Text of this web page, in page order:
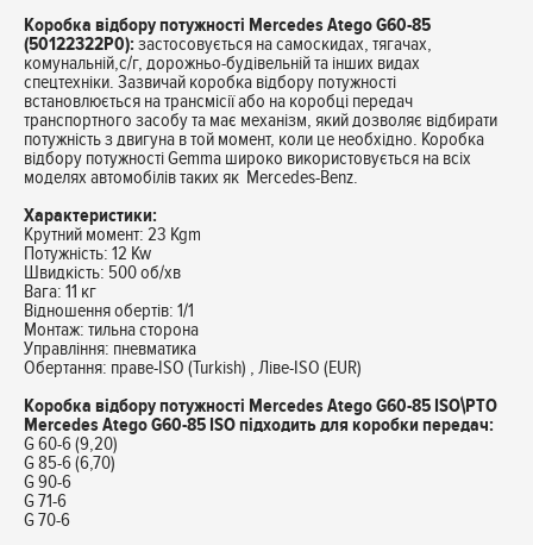
Коробка відбору потужності Mercedes Atego G60-85
(50122322P0): застосовується на самоскидах, тягачах,
комунальній,с/г, дорожньо-будівельній та інших видах
спецтехніки. Зазвичай коробка відбору потужності
встановлюється на трансмісії або на коробці передач
транспортного засобу та має механізм, який дозволяє відбирати
потужність з двигуна в той момент, коли це необхідно. Коробка
відбору потужності Gemma широко використовується на всіх
моделях автомобілів таких як Mercedes-Benz.
Характеристики:
Крутний момент: 23 Kgm
Потужність: 12 Kw
Швидкість: 500 об/хв
Вага: 11 кг
Відношення обертів: 1/1
Монтаж: тильна сторона
Управління: пневматика
Обертання: праве-ISO (Turkish) , Ліве-ISO (EUR)
Коробка відбору потужності Mercedes Atego G60-85 ISO\PTO
Mercedes Atego G60-85 ISO підходить для коробки передач:
G 60-6 (9,20)
G 85-6 (6,70)
G 90-6
G 71-6
G 70-6